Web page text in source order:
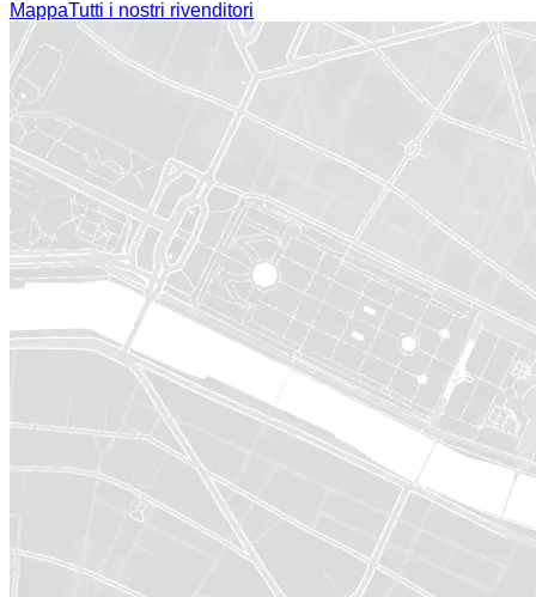
MappaTutti i nostri rivenditori